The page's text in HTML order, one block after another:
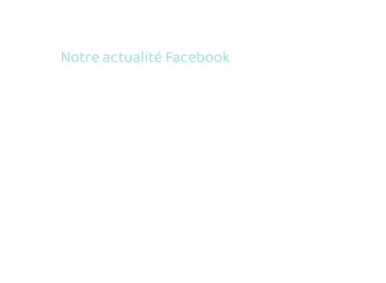
Notre actualité Facebook